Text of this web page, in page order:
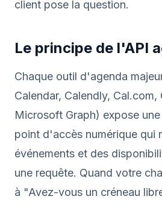
client pose la question.
Le principe de l'API
Chaque outil d'agenda
Calendar, Calendly, Cal.com,
Microsoft Graph) expose une
point d'accès numérique qui
événements et des
une requête. Quand votre
à "Avez-vous un créneau